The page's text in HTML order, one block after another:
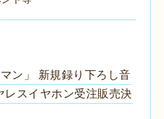
ン」 新規録り下ろし音
レスイヤホン受注販売決